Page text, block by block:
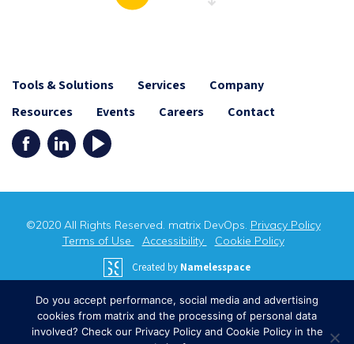
Tools & Solutions Services
Company
Resources
Events Careers Contact
©2020 All Rights Reserved. matrix DevOps. Privacy Policy
Terms of Use
Accessibility Cookie Policy
Created by Namelesspace
Do you accept performance, social media and advertising
cookies from matrix and the processing of personal data
involved? Check our Privacy Policy and Cookie Policy in the